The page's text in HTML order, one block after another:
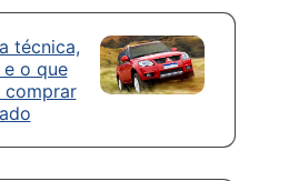
técnica,
o que
comprar